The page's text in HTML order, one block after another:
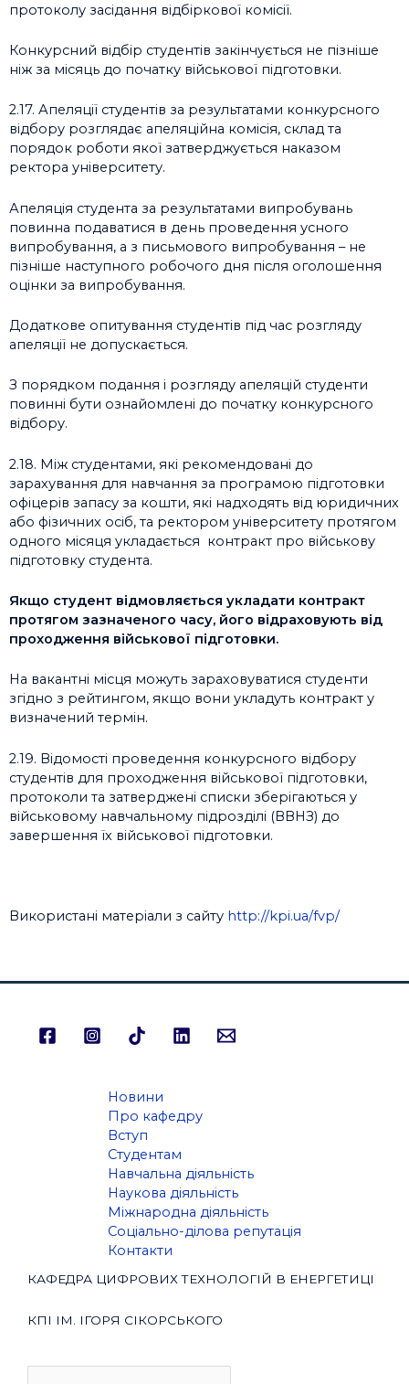
протоколу засідання відбіркової комісії.
Конкурсний відбір студентів закінчується не пізніше
ніж за місяць до початку військової підготовки.
2.17. Апеляції студентів за результатами конкурсного
відбору розглядає апеляційна комісія, склад та
порядок роботи якої затверджується наказом
ректора університету.
Апеляція студента за результатами випробувань
повинна подаватися в день проведення усного
випробування, а з письмового випробування – не
пізніше наступного робочого дня після оголошення
оцінки за випробування.
Додаткове опитування студентів під час розгляду
апеляції не допускається.
З порядком подання і розгляду апеляцій студенти
повинні бути ознайомлені до початку конкурсного
відбору.
2.18. Між студентами, які рекомендовані до
зарахування для навчання за програмою підготовки
офіцерів запасу за кошти, які надходять від юридичних
або фізичних осіб, та ректором університету протягом
одного місяця укладається контракт про військову
підготовку студента.
Якщо студент відмовляється укладати контракт
протягом зазначеного часу, його відраховують від
проходження військової підготовки.
На вакантні місця можуть зараховуватися студенти
згідно з рейтингом, якщо вони укладуть контракт у
визначений термін.
2.19. Відомості проведення конкурсного відбору
студентів для проходження військової підготовки,
протоколи та затверджені списки зберігаються у
військовому навчальному підрозділі (ВВНЗ) до
завершення їх військової підготовки.
Використані матеріали з сайту http://kpi.ua/fvp/
Новини
Про кафедру
Вступ
Студентам
Навчальна діяльність
Наукова діяльність
Міжнародна діяльність
Соціально-ділова репутація
Контакти
КАФЕДРА ЦИФРОВИХ ТЕХНОЛОГІЙ В ЕНЕРГЕТИЦІ
КПІ ІМ. ІГОРЯ СІКОРСЬКОГО